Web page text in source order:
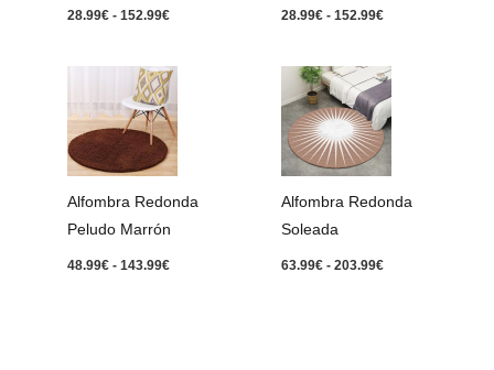
28.99€ - 152.99€ 28.99€ - 152.99€
Alfombra Redonda
Peludo Marrón
48.99€ - 143.99€
Rango
desde
48.99€
hasta
143.99€
Alfombra Redonda
Soleada
63.99€ - 203.99€
Rango
de
precios:
desde
63.99€
203.99€